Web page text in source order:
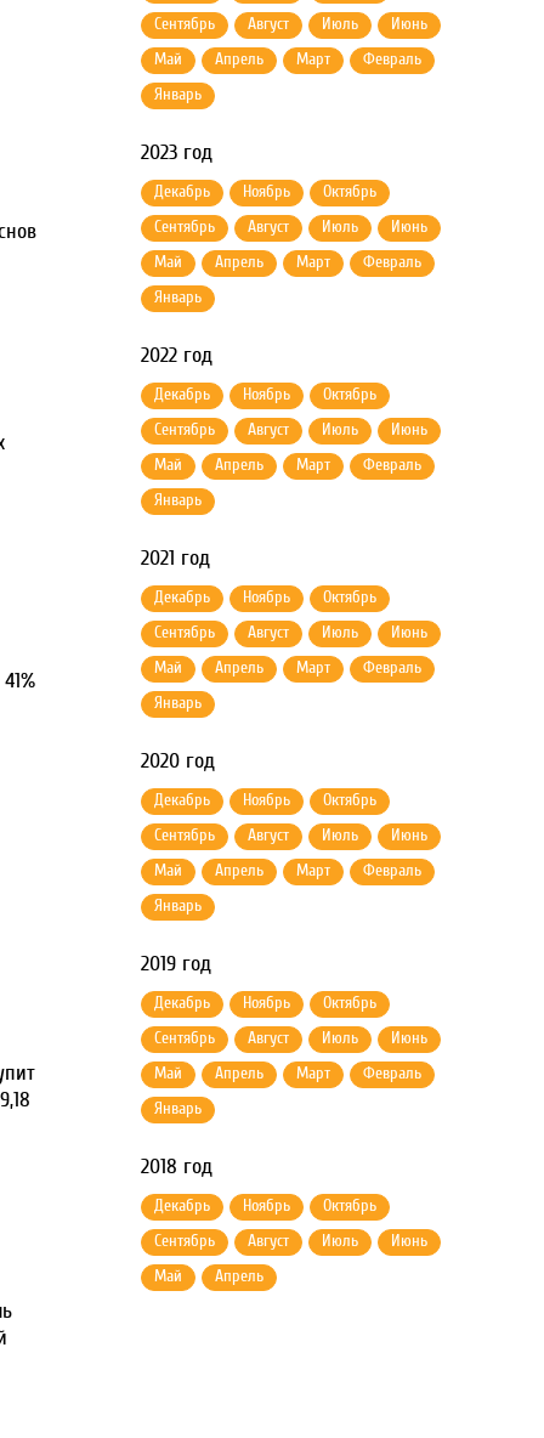
Сентябрь
Август Июль
Июнь
Май
Апрель Март
Февраль
Январь
2023 год
Декабрь Ноябрь
Октябрь
Сентябрь
Август Июль
Июнь
Май
Апрель Март
Февраль
Январь
2022 год
Декабрь Ноябрь
Октябрь
Сентябрь
Август Июль
Июнь
Май
Апрель Март
Февраль
Январь
2021 год
Декабрь Ноябрь
Октябрь
Сентябрь
Август Июль
Июнь
Май
Апрель Март
Февраль
Январь
2020 год
Декабрь Ноябрь
Октябрь
Сентябрь
Август Июль
Июнь
Май
Апрель Март
Февраль
Январь
2019 год
Декабрь Ноябрь
Октябрь
Сентябрь
Август Июль
Июнь
Май
Апрель Март
Февраль
Январь
2018 год
Декабрь Ноябрь
Октябрь
Сентябрь
Август Июль
Июнь
Май
Апрель